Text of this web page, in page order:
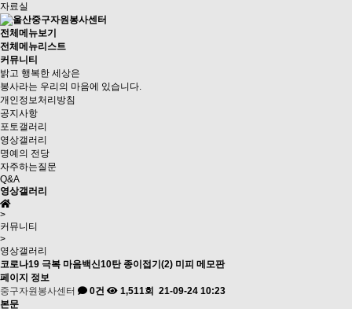
자료실
전체메뉴보기
전체메뉴리스트
커뮤니티
밝고 행복한 세상은
봉사라는 우리의 마음에 있습니다.
개인정보처리방침
공지사항
포토갤러리
영상갤러리
명예의 전당
자주하는질문
Q&A
영상갤러리
>
커뮤니티
>
영상갤러리
코로나19 극복 마음백신10탄 종이접기(2) 미피 메모판
페이지 정보
중구자원봉사센터
0건 1,511회
21-09-24 10:23
본문